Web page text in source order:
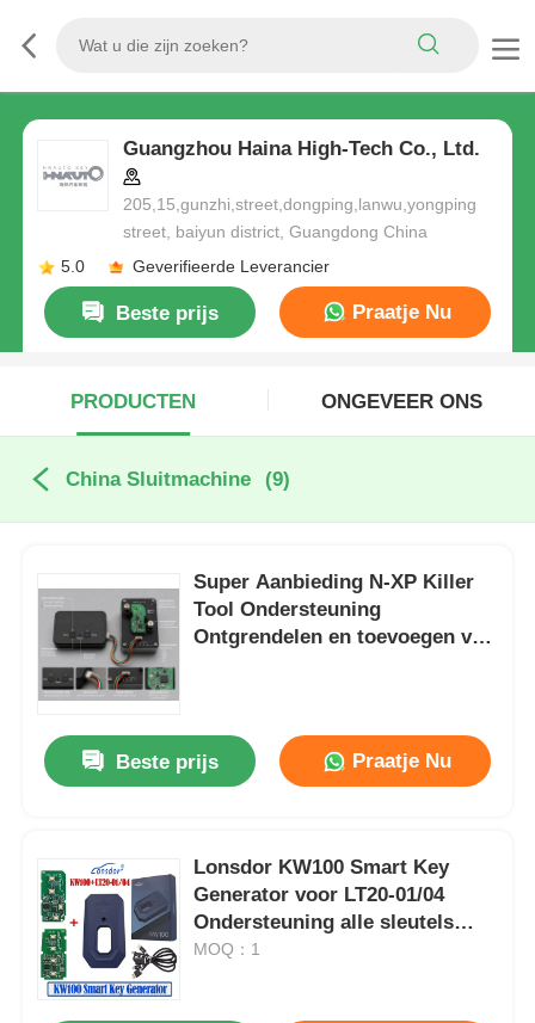
Guangzhou Haina High-Tech Co., Ltd.
205,15,gunzhi,street,dongping,lanwu,yongping
street, baiyun district, Guangdong China
5.0
Geverifieerde Leverancier
Beste prijs Praatje Nu
PRODUCTEN ONGEVEER ONS
China Sluitmachine (9)
Super Aanbieding N-XP Killer
Tool Ondersteuning
Ontgrendelen en toevoegen van
Beste prijs
Praatje Nu
Lonsdor KW100 Smart Key
Generator voor LT20-01/04
Ondersteuning alle sleutels
verloren & toevoeging sleutels
MOQ：1